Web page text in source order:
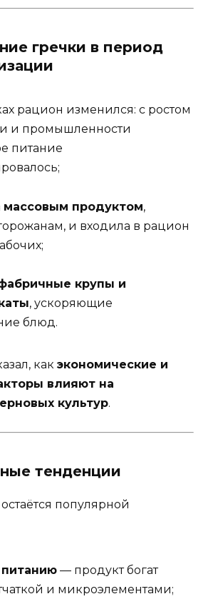
гречки в период
рацион изменился: с ростом
и промышленности
питание
массовым продуктом,
и входила в рацион
крупы и
, ускоряющие
блюд.
как экономические и
влияют на
культур.
тенденции
популярной
— продукт богат
и микроэлементами;